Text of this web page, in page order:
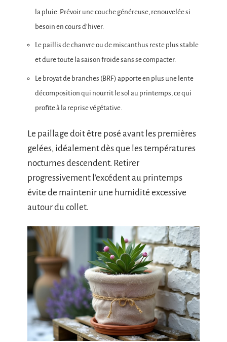
la pluie. Prévoir une couche généreuse, renouvelée si
besoin en cours d’hiver.
Le paillis de chanvre ou de miscanthus reste plus stable
et dure toute la saison froide sans se compacter.
Le broyat de branches (BRF) apporte en plus une lente
décomposition qui nourrit le sol au printemps, ce qui
profite à la reprise végétative.
Le paillage doit être posé avant les premières
gelées, idéalement dès que les températures
nocturnes descendent. Retirer
progressivement l’excédent au printemps
évite de maintenir une humidité excessive
autour du collet.